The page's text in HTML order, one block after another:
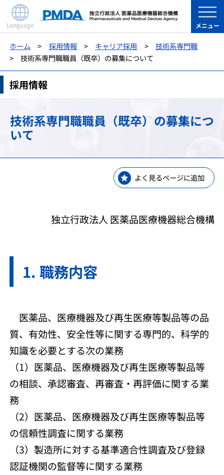
Language メニュー
ホーム 採用情報 キャリア採用
技術系専門職
技術系専門職職員（既卒）の募集について
採用情報
技術系専門職職員（既卒）の募集につ
いて
よく見るページに追加
独立行政法人 医薬品医療機器総合機構
職務内容
医薬品、医療機器及び再生医療等製品等の品
質、有効性、安全性等に関する専門的、科学的
知識を必要とする次の業務
（1）医薬品、医療機器及び再生医療等製品等
の相談、承認審査、再審査・再評価に関する業
務
（2）医薬品、医療機器及び再生医療等製品等
の信頼性調査に関する業務
（3）製造所に対する基準適合性調査及び登録
認証機関の監督等に関する業務